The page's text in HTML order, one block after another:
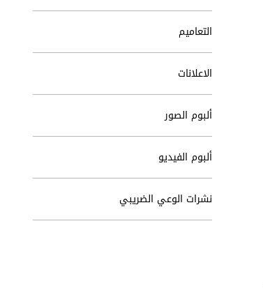
التعاميم
الاعلانات
ألبوم الصور
ألبوم الفيديو
نشرات الوعي الضريبي